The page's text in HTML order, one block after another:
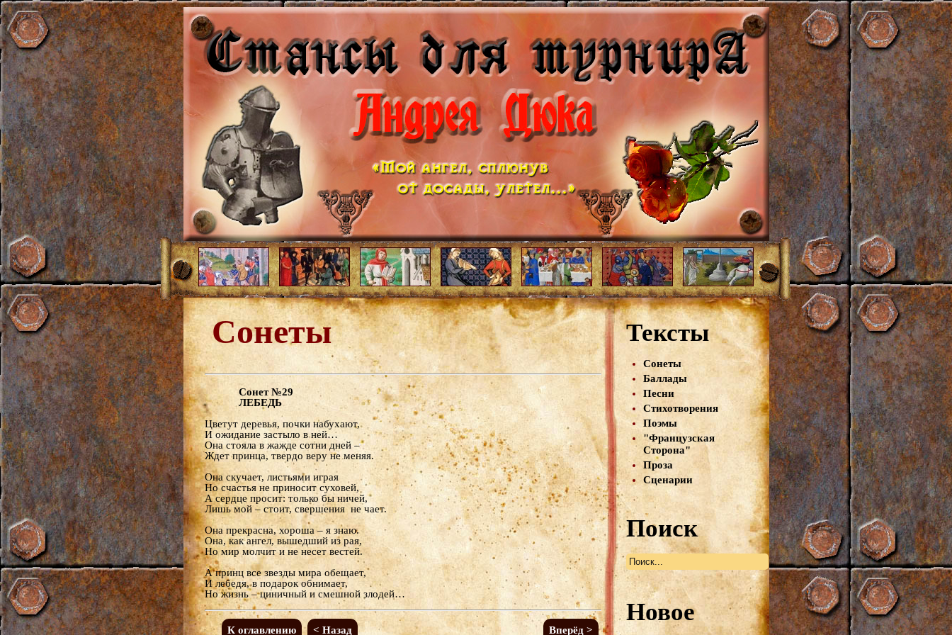
Сонеты
Сонет №29
ЛЕБЕДЬ
Цветут деревья, почки набухают,
И ожидание застыло в ней…
Она стояла в жажде сотни дней –
Ждет принца, твердо веру не меняя.
Она скучает, листьями играя
Но счастья не приносит суховей,
А сердце просит: только бы ничей,
Лишь мой – стоит, свершения не чает.
Она прекрасна, хороша – я знаю.
Она, как ангел, вышедший из рая,
Но мир молчит и не несет вестей.
А принц все звезды мира обещает,
И лебедя, в подарок обнимает,
Но жизнь – циничный и смешной злодей…
К оглавлению < Назад Вперёд >
Тексты
Сонеты
Баллады
Песни
Стихотворения
Поэмы
"Французская
Сторона"
Проза
Сценарии
Поиск
Новое